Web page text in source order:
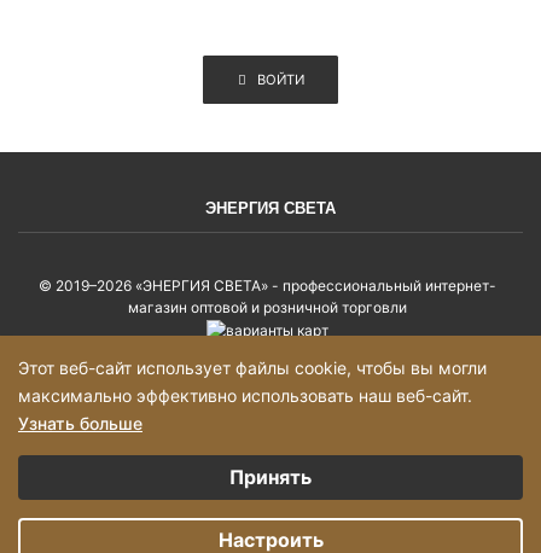
ВОЙТИ
ЭНЕРГИЯ СВЕТА
© 2019–2026 «ЭНЕРГИЯ СВЕТА» - профессиональный интернет-
магазин оптовой и розничной торговли
Политика конфиденциальности
Карта сайта
Добавьте товары в корзину на сумму более 2000р и оформите заказ, с
Вами свяжется, менеджер!
Этот веб-сайт использует файлы cookie, чтобы вы могли
максимально эффективно использовать наш веб-сайт.
Узнать больше
Выберите настройки cookie
Аналитические/Функциональные
Принять
Настроить